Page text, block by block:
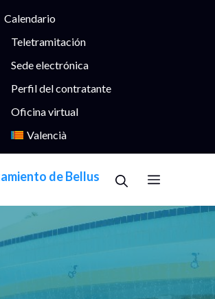
Calendario
Teletramitación
Sede electrónica
Perfil del contratante
Oficina virtual
Valencià
Menú